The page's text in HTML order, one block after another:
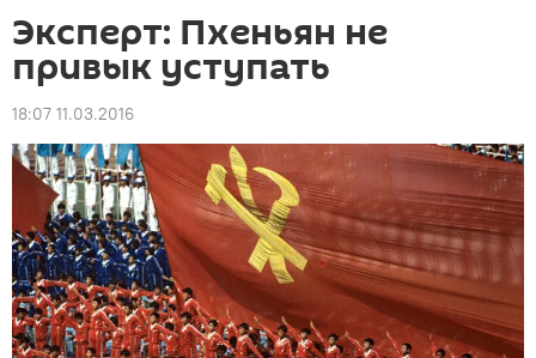
Эксперт: Пхеньян не
привык уступать
18:07 11.03.2016